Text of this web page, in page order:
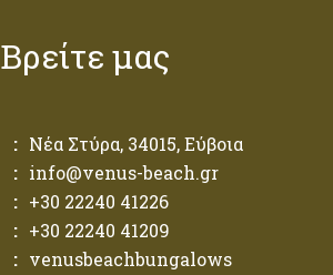
Βρείτε μας
: Νέα Στύρα, 34015, Εύβοια
: info@venus-beach.gr
: +30 22240 41226
: +30 22240 41209
: venusbeachbungalows